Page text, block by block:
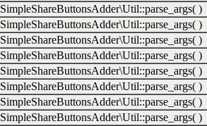
SimpleShareButtonsAdder\Util::parse_args( )
SimpleShareButtonsAdder\Util::parse_args( )
SimpleShareButtonsAdder\Util::parse_args( )
SimpleShareButtonsAdder\Util::parse_args( )
SimpleShareButtonsAdder\Util::parse_args( )
SimpleShareButtonsAdder\Util::parse_args( )
SimpleShareButtonsAdder\Util::parse_args( )
SimpleShareButtonsAdder\Util::parse_args( )